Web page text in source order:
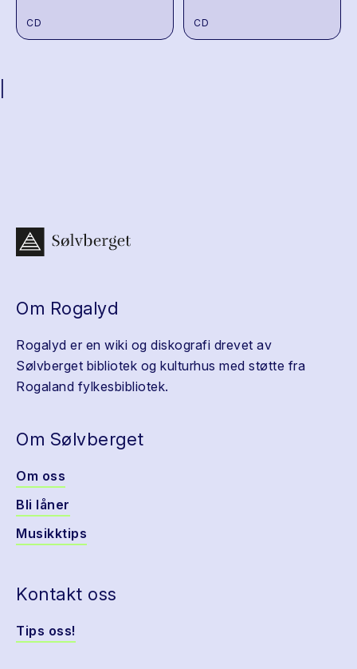
CD CD
Om Rogalyd
Rogalyd er en wiki og diskografi drevet av
Sølvberget bibliotek og kulturhus med støtte fra
Rogaland fylkesbibliotek.
Om Sølvberget
Om oss
Bli låner
Musikktips
Kontakt oss
Tips oss!